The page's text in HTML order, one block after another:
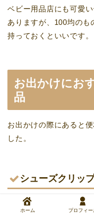
ベビー用品店にも可愛
ありますが、100均の
持っておくといいです。
お出かけにお
品
お出かけの際にあると
した。
シューズクリッ
ホーム プロフィー